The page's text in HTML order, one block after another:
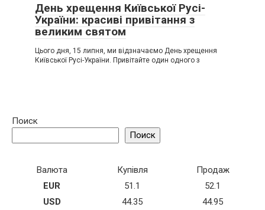
День хрещення Київської Русі-
України: красиві привітання з
великим святом
Цього дня, 15 липня, ми відзначаємо День хрещення
Київської Русі-України. Привітайте один одного з
Поиск
Поиск
Валюта Купівля
Продаж
EUR
51.1
52.1
USD
44.35 44.95